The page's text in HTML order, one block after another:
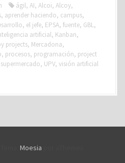
ágil, AI, Alcoi, Alcoy,
, aprender haciendo, campus,
, el jefe, EPSA, fuente, GBL,
artificial, Kanban,
projects, Mercadona,
, procesos, programación, project
supermercado, UPV, visión artificial
Moesia